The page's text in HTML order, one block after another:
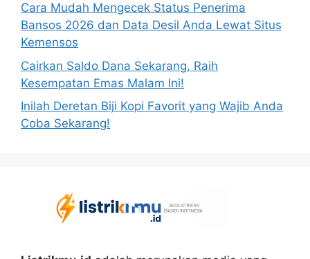
Cara Mudah Mengecek Status Penerima
Bansos 2026 dan Data Desil Anda Lewat Situs
Kemensos
Cairkan Saldo Dana Sekarang, Raih
Kesempatan Emas Malam Ini!
Inilah Deretan Biji Kopi Favorit yang Wajib Anda
Coba Sekarang!